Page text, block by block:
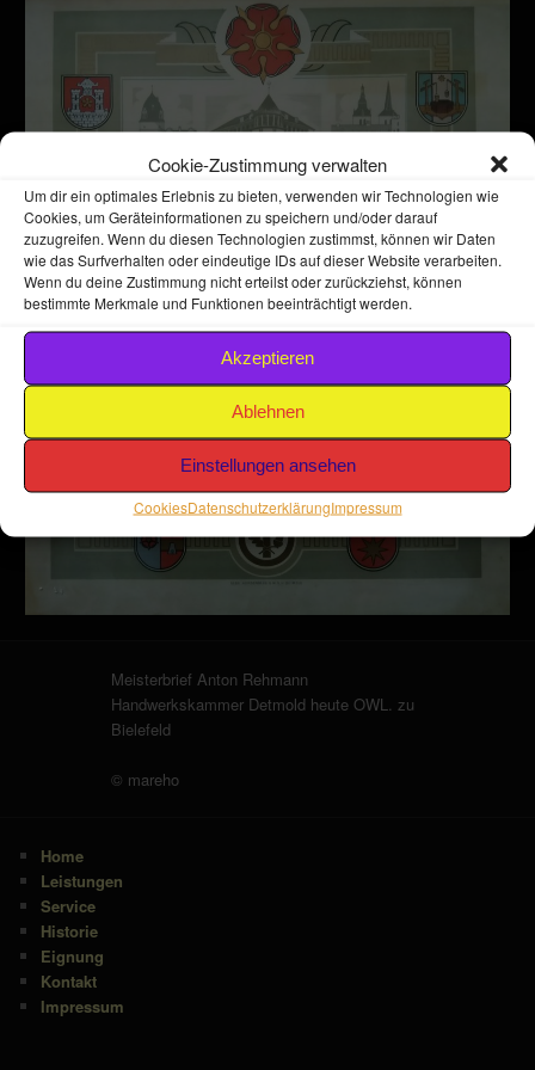
Cookie-Zustimmung verwalten
Um dir ein optimales Erlebnis zu bieten, verwenden wir Technologien wie
Cookies, um Geräteinformationen zu speichern und/oder darauf
zuzugreifen. Wenn du diesen Technologien zustimmst, können wir Daten
wie das Surfverhalten oder eindeutige IDs auf dieser Website verarbeiten.
Wenn du deine Zustimmung nicht erteilst oder zurückziehst, können
bestimmte Merkmale und Funktionen beeinträchtigt werden.
Akzeptieren
Ablehnen
Einstellungen ansehen
CookiesDatenschutzerklärungImpressum
Meisterbrief Anton Rehmann
Handwerkskammer Detmold heute OWL. zu
Bielefeld
© mareho
Home
Leistungen
Service
Historie
Eignung
Kontakt
Impressum